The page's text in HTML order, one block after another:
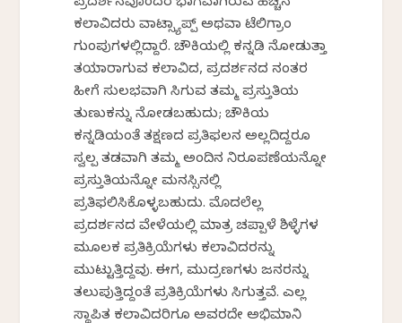
ಕಲಾವಿದರು ವಾಟ್ಸ್ಯಾಪ್ಪ್ ಅಥವಾ ಟೆಲಿಗ್ರಾಂ
ಗುಂಪುಗಳಲ್ಲಿದ್ದಾರೆ. ಚೌಕಿಯಲ್ಲಿ ಕನ್ನಡಿ ನೋಡುತ್ತಾ
ತಯಾರಾಗುವ ಕಲಾವಿದ, ಪ್ರದರ್ಶನದ ನಂತರ
ಹೀಗೆ ಸುಲಭವಾಗಿ ಸಿಗುವ ತಮ್ಮ ಪ್ರಸ್ತುತಿಯ
ತುಣುಕನ್ನು ನೋಡಬಹುದು; ಚೌಕಿಯ
ಕನ್ನಡಿಯಂತೆ ತಕ್ಷಣದ ಪ್ರತಿಫಲನ ಅಲ್ಲದಿದ್ದರೂ
ಸ್ವಲ್ಪ ತಡವಾಗಿ ತಮ್ಮ ಅಂದಿನ ನಿರೂಪಣೆಯನ್ನೋ
ಪ್ರಸ್ತುತಿಯನ್ನೋ ಮನಸ್ಸಿನಲ್ಲಿ
ಪ್ರತಿಫಲಿಸಿಕೊಳ್ಳಬಹುದು. ಮೊದಲೆಲ್ಲ
ಪ್ರದರ್ಶನದ ವೇಳೆಯಲ್ಲಿ ಮಾತ್ರ ಚಪ್ಪಾಳೆ ಶಿಳ್ಳೆಗಳ
ಮೂಲಕ ಪ್ರತಿಕ್ರಿಯೆಗಳು ಕಲಾವಿದರನ್ನು
ಮುಟ್ಟುತ್ತಿದ್ದವು. ಈಗ, ಮುದ್ರಣಗಳು ಜನರನ್ನು
ತಲುಪುತ್ತಿದ್ದಂತೆ ಪ್ರತಿಕ್ರಿಯೆಗಳು ಸಿಗುತ್ತವೆ. ಎಲ್ಲ
ಸ್ಥಾಪಿತ ಕಲಾವಿದರಿಗೂ ಅವರದೇ ಅಭಿಮಾನಿ